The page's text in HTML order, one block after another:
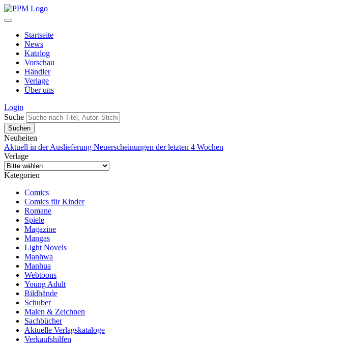
Startseite
News
Katalog
Vorschau
Händler
Verlage
Über uns
Login
Suche
Neuheiten
Aktuell in der Auslieferung Neuerscheinungen der letzten 4 Wochen
Verlage
Kategorien
Comics
Comics für Kinder
Romane
Spiele
Magazine
Mangas
Light Novels
Manhwa
Manhua
Webtoons
Young Adult
Bildbände
Schuber
Malen & Zeichnen
Sachbücher
Aktuelle Verlagskataloge
Verkaufshilfen